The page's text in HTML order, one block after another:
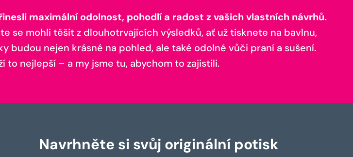
maximální odolnost, pohodlí a radost z vašich vlastních návrhů.
se mohli těšit z dlouhotrvajících výsledků, ať už tisknete na bavlnu,
budou nejen krásné na pohled, ale také odolné vůči praní a sušení.
to nejlepší – a my jsme tu, abychom to zajistili.
Navrhněte si svůj originální potisk